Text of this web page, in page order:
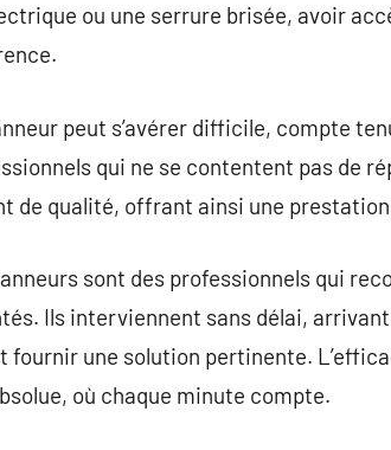
ou une serrure brisée, avoir
peut s’avérer difficile, compte
qui ne se contentent pas de
de qualité, offrant ainsi une
sont des professionnels qui
Ils interviennent sans délai,
fournir une solution pertinente.
où chaque minute compte.